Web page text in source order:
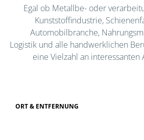
Egal ob Metallbe- oder
Kunststoffindustrie,
Automobilbranche,
Logistik und alle handwerklichen
eine Vielzahl an interessanten
ORT & ENTFERNUNG